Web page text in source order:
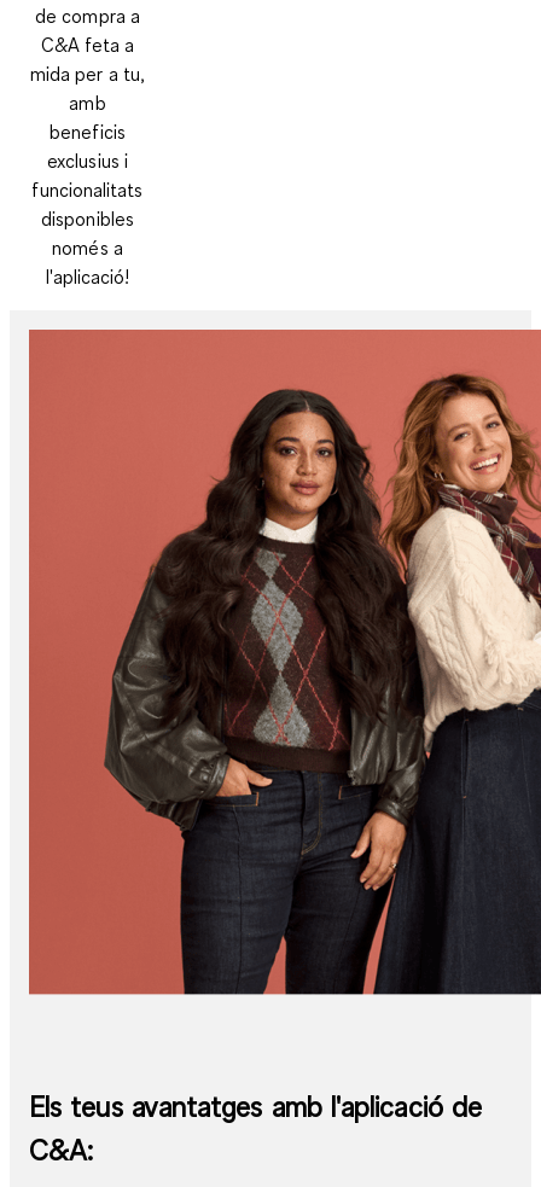
de compra a
C&A feta a
mida per a tu,
amb
beneficis
exclusius i
funcionalitats
disponibles
només a
l'aplicació!
Els teus avantatges amb l'aplicació de
C&A: